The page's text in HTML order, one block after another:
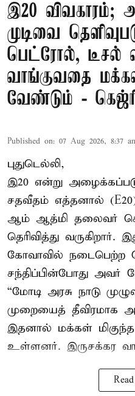
இ20 விவகாரம்;
முடிவை
பெட்ரோல், டீசல்
வாங்குவதை
வேண்டும் -
Published on: 07 Aug 2026, 8:37
புதுடெல்லி,
இ20 என்று
சதவீதம் எத்தனால் (E20)
ஆம் ஆத்மி தலைவர்
தெரிவித்து வருகிறார்.
கோவாவில் நடைபெற்ற
சந்திப்பின்போது அவர்
“மோடி அரசு நாடு
முறையைத் தீவிரமாக
இதனால் மக்கள் மிகுந்த
உள்ளனர். இருசக்கர